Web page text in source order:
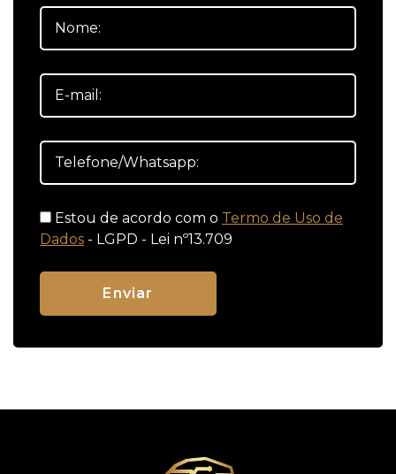
Estou de acordo com o Termo de Uso de
Dados - LGPD - Lei nº13.709